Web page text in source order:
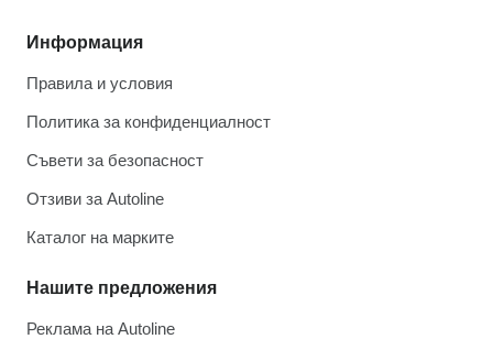
Информация
Правила и условия
Политика за конфиденциалност
Съвети за безопасност
Отзиви за Autoline
Каталог на марките
Нашите предложения
Реклама на Autoline